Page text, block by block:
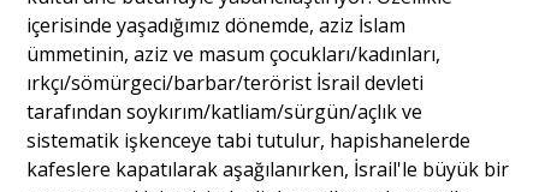
içerisinde yaşadığımız dönemde, aziz İslam
ümmetinin, aziz ve masum çocukları/kadınları,
ırkçı/sömürgeci/barbar/terörist İsrail devleti
tarafından soykırım/katliam/sürgün/açlık ve
sistematik işkenceye tabi tutulur, hapishanelerde
kafeslere kapatılarak aşağılanırken, İsrail'le büyük bir